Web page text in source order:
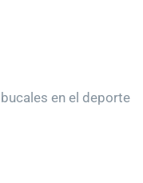
en el deporte